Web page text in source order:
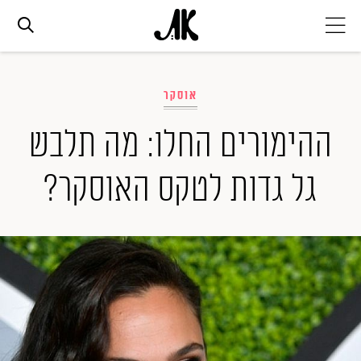
אופנה
ביוטי
סלבס
ערוצים נוספים
המגזין
אוסקר
ההימורים החלו: מה תלבש
גל גדות לטקס האוסקר?